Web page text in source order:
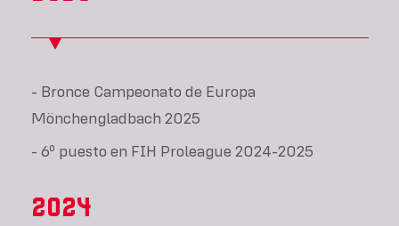
- Bronce Campeonato de Europa
Mönchengladbach 2025
- 6º puesto en FIH Proleague 2024-2025
2024